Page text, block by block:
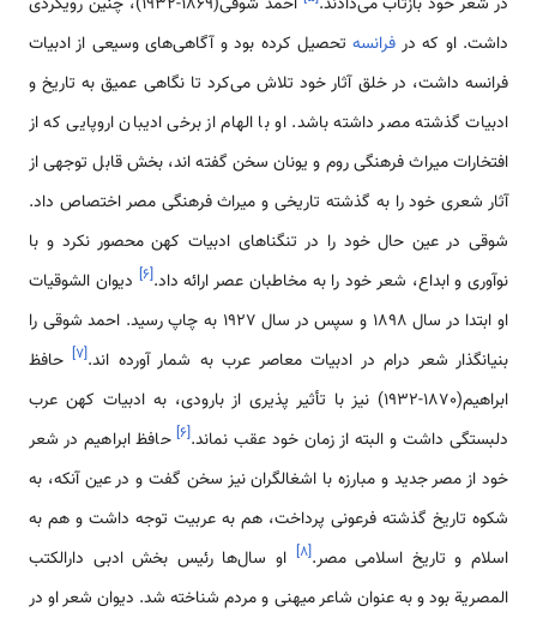
داشت. او که در فرانسهتحصیل کرده بود و آگاهی‌های وسیعی از ادبیات
فرانسه داشت، در خلق آثار خود تلاش می‌کرد تا نگاهی عمیق به تاریخ و
ادبیات گذشته مصر داشته باشد. او با الهام از برخی ادیبان اروپایی که از
افتخارات میراث فرهنگی روم و یونان سخن گفته اند، بخش قابل توجهی از
آثار شعری خود را به گذشته تاریخی و میراث فرهنگی مصر اختصاص داد.
شوقی در عین حال خود را در تنگناهای ادبیات کهن محصور نکرد و با
نوآوری و ابداع، شعر خود را به مخاطبان عصر ارائه داد.[۶] دیوان الشوقیات
او ابتدا در سال 1898 و سپس در سال 1927 به چاپ رسید. احمد شوقی را
بنیانگذار شعر درام در ادبیات معاصر عرب به شمار آورده اند.[۷]حافظ
ابراهیم(1870-1932) نیز با تأثیر پذیری از بارودی، به ادبیات کهن عرب
دلبستگی داشت و البته از زمان خود عقب نماند.[۶] حافظ ابراهیم در شعر
خود از مصر جدید و مبارزه با اشغالگران نیز سخن گفت و در عین آنکه، به
شکوه تاریخ گذشته فرعونی پرداخت، هم به عربیت توجه داشت و هم به
اسلام و تاریخ اسلامی مصر.[۸] او سال‌ها رئیس بخش ادبی دارالکتب
المصریة بود و به عنوان شاعر میهنی و مردم شناخته شد. دیوان شعر او در